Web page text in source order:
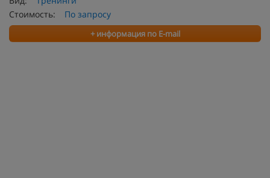
Стоимость:
По запросу
+ информация по E-mail